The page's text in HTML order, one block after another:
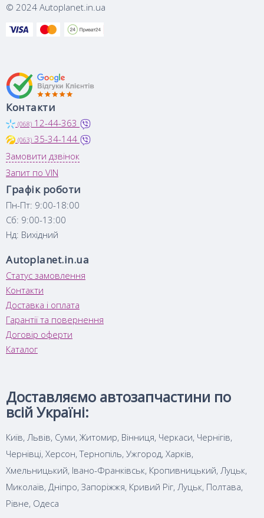
© 2024 Autoplanet.in.ua
Контакти
(068) 12-44-363
(063) 35-34-144
Замовити дзвінок
Запит по VIN
Графік роботи
Пн-Пт: 9:00-18:00
Сб: 9:00-13:00
Нд: Вихідний
Autoplanet.in.ua
Статус замовлення
Контакти
Доставка і оплата
Гарантії та повернення
Договір оферти
Каталог
Доставляємо автозапчастини по
всій Україні:
Київ, Львів, Суми, Житомир, Вінниця, Черкаси, Чернігів,
Чернівці, Херсон, Тернопіль, Ужгород, Харків,
Хмельницький, Івано-Франківськ, Кропивницький, Луцьк,
Миколаїв, Дніпро, Запоріжжя, Кривий Ріг, Луцьк, Полтава,
Рівне, Одеса